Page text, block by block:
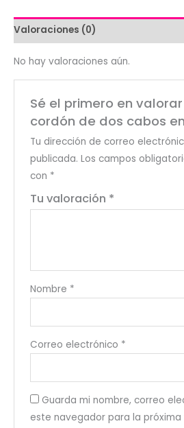
rojo
de
2m.
Valoraciones (0)
No hay valoraciones aún.
Sé el primero en valorar
cordón de dos cabos
Tu dirección de correo
publicada. Los campos
con *
Tu valoración *
Nombre *
Correo electrónico *
Guarda mi nombre, correo
este navegador para la